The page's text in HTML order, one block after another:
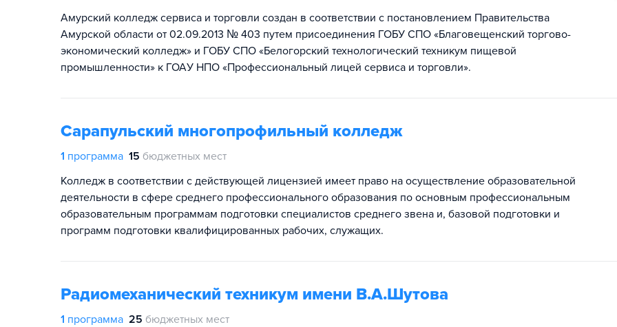
Амурский колледж сервиса и торговли создан в соответствии с постановлением Правительства
Амурской области от 02.09.2013 № 403 путем присоединения ГОБУ СПО «Благовещенский торгово-
экономический колледж» и ГОБУ СПО «Белогорский технологический техникум пищевой
промышленности» к ГОАУ НПО «Профессиональный лицей сервиса и торговли».
Сарапульский многопрофильный колледж
1 программа 15 бюджетных мест
Колледж в соответствии с действующей лицензией имеет право на осуществление образовательной
деятельности в сфере среднего профессионального образования по основным профессиональным
образовательным программам подготовки специалистов среднего звена и, базовой подготовки и
программ подготовки квалифицированных рабочих, служащих.
Радиомеханический техникум имени В.А.Шутова
1 программа 25 бюджетных мест